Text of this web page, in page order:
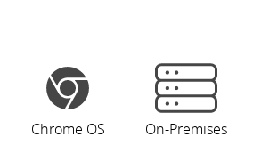
Chrome OS
On-Premises